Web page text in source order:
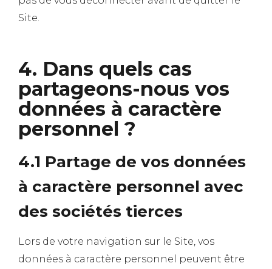
Site.
4. Dans quels cas
partageons-nous vos
données à caractère
personnel ?
4.1 Partage de vos données
à caractère personnel avec
des sociétés tierces
Lors de votre navigation sur le Site, vos
données à caractère personnel peuvent être